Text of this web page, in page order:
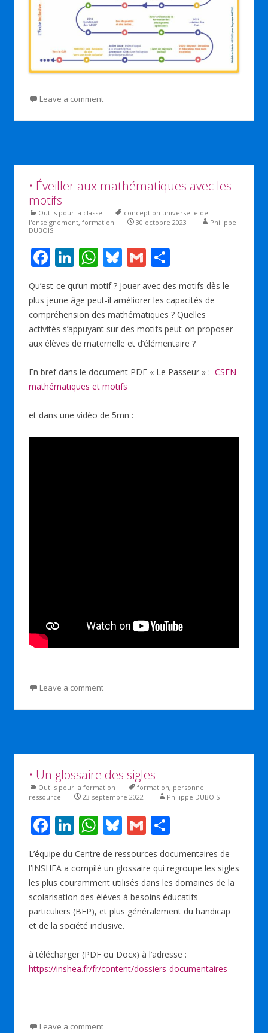
Leave a comment
• Éveiller aux mathématiques avec les
motifs
Outils pour la classe
conception universelle de
l'enseignement, formation 30 octobre 2023
Philippe
DUBOIS
F
ac
e
b
o
o
k
Li
n
k
e
dI
n
W
h
at
s
A
p
p
Bl
e
sk
y
G
ai
l
ta
g
er
Qu’est-ce qu’un motif ? Jouer avec des motifs dès le
plus jeune âge peut-il améliorer les capacités de
compréhension des mathématiques ? Quelles
activités s’appuyant sur des motifs peut-on proposer
aux élèves de maternelle et d’élémentaire ?
En bref dans le document PDF « Le Passeur » : CSEN
mathématiques et motifs
et dans une vidéo de 5mn :
Leave a comment
• Un glossaire des sigles
Outils pour la formation formation, personne
ressource
23 septembre 2022 Philippe DUBOIS
F
ac
e
b
o
o
Li
n
k
e
dI
n
W
h
at
s
A
p
Bl
e
sk
y
G
m
ai
l
ta
g
er
L’équipe du Centre de ressources documentaires de
l’INSHEA a compilé un glossaire qui regroupe les sigles
les plus couramment utilisés dans les domaines de la
scolarisation des élèves à besoins éducatifs
particuliers (BEP), et plus généralement du handicap
et de la société inclusive.
à télécharger (PDF ou Docx) à l’adresse :
https://inshea.fr/fr/content/dossiers-documentaires
Leave a comment